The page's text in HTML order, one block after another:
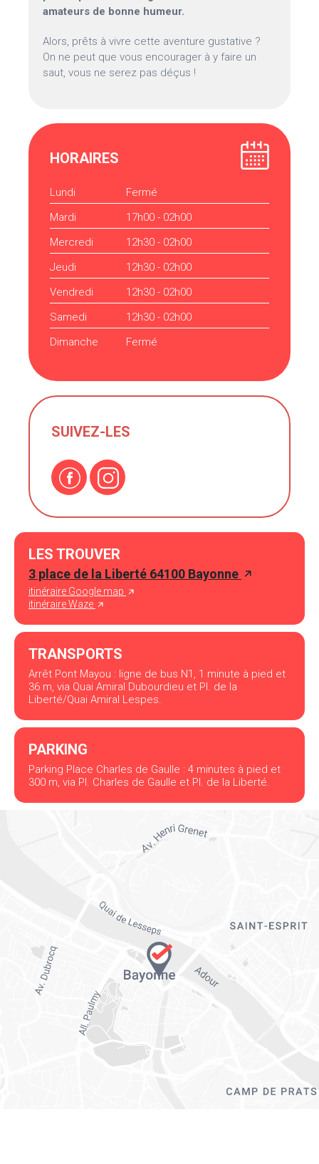
amateurs de bonne humeur.
Alors, prêts à vivre cette aventure gustative ?
On ne peut que vous encourager à y faire un
saut, vous ne serez pas déçus !
HORAIRES
Lundi
Fermé
Mardi
17h00 - 02h00
Mercredi
12h30 - 02h00
Jeudi
12h30 - 02h00
Vendredi
12h30 - 02h00
Samedi
12h30 - 02h00
Dimanche
Fermé
SUIVEZ-LES
LES TROUVER
3 place de la Liberté 64100 Bayonne
itinéraire Google map
itinéraire Waze
TRANSPORTS
Arrêt Pont Mayou : ligne de bus N1, 1 minute à pied et
36 m, via Quai Amiral Dubourdieu et Pl. de la
Liberté/Quai Amiral Lespes.
PARKING
Parking Place Charles de Gaulle : 4 minutes à pied et
300 m, via Pl. Charles de Gaulle et Pl. de la Liberté.